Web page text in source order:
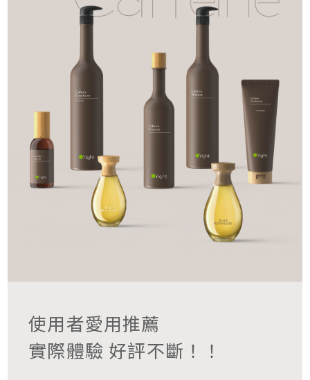
使用者愛用推薦
實際體驗 好評不斷！！